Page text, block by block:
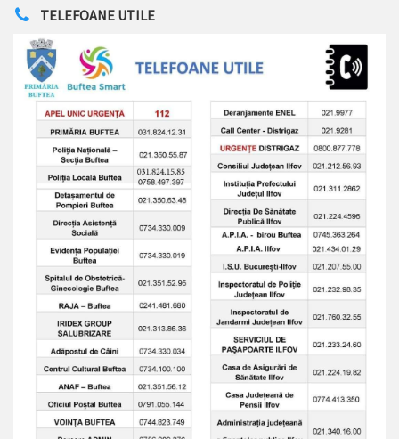
TELEFOANE UTILE